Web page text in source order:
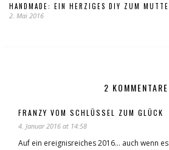
HANDMADE: EIN HERZIGES DIY ZUM
2. Mai 2016
2 KOMMENTARE
FRANZY VOM SCHLÜSSEL ZUM GLÜCK
4. Januar 2016 at 14:58
Auf ein ereignisreiches 2016… auch wenn